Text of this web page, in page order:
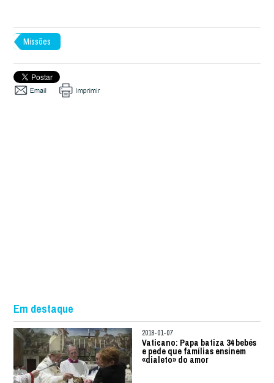
Missões
Em destaque
2018-01-07
Vaticano: Papa batiza 34 bebés
e pede que famílias ensinem
«dialeto» do amor